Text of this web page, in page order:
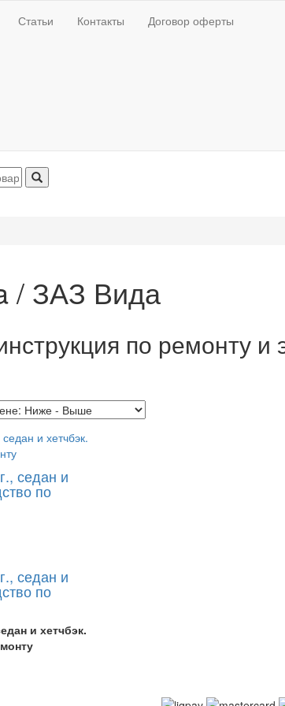
Статьи Контакты Договор оферты
/ ЗАЗ Вида
по ремонту и
седан и
по
седан и
по
и хетчбэк.